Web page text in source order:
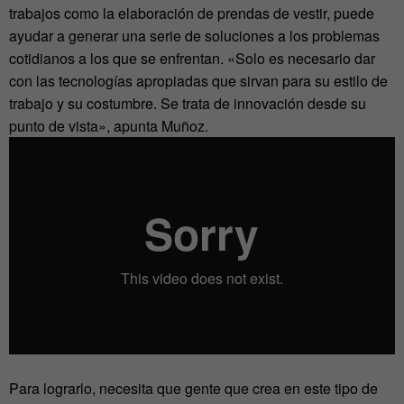
trabajos como la elaboración de prendas de vestir, puede
ayudar a generar una serie de soluciones a los problemas
cotidianos a los que se enfrentan. «Solo es necesario dar
con las tecnologías apropiadas que sirvan para su estilo de
trabajo y su costumbre. Se trata de innovación desde su
punto de vista», apunta Muñoz.
Para lograrlo, necesita que gente que crea en este tipo de